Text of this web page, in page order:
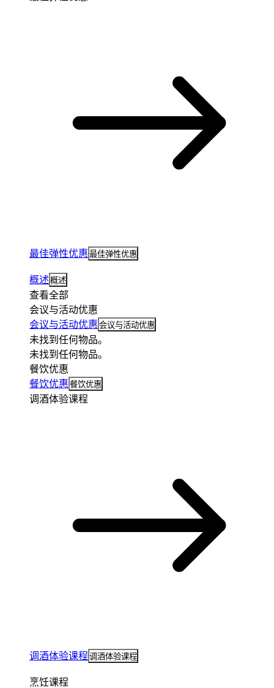
最佳弹性优惠 最佳弹性优惠
概述 概述
查看全部
会议与活动优惠
会议与活动优惠 会议与活动优惠
未找到任何物品。
未找到任何物品。
餐饮优惠
餐饮优惠 餐饮优惠
调酒体验课程
调酒体验课程 调酒体验课程
烹饪课程